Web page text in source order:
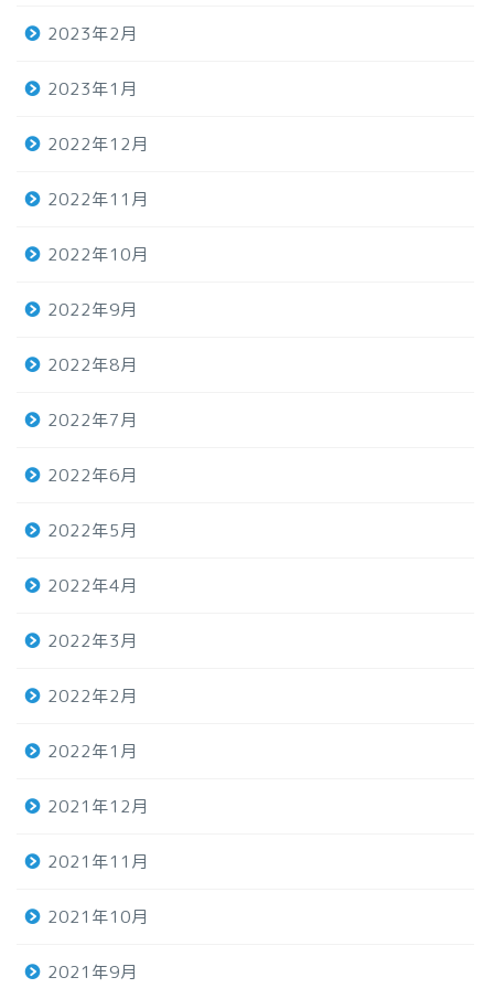
2023年2月
2023年1月
2022年12月
2022年11月
2022年10月
2022年9月
2022年8月
2022年7月
2022年6月
2022年5月
2022年4月
2022年3月
2022年2月
2022年1月
2021年12月
2021年11月
2021年10月
2021年9月